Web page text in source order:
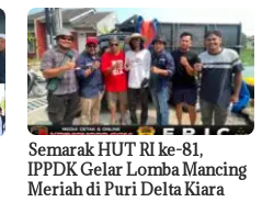
Semarak HUT RI ke-81,
IPPDK Gelar Lomba Mancing
Meriah di Puri Delta Kiara